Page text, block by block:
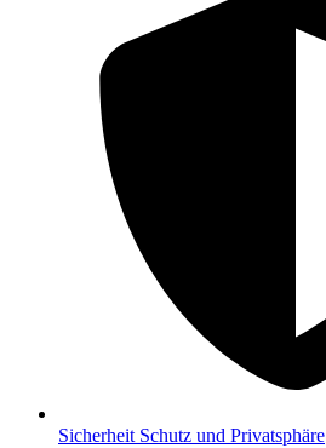
Sicherheit Schutz und Privatsphäre